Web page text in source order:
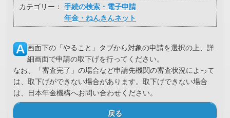
カテゴリー：
手続の検索・電子申請
年金・ねんきんネット
画面下の「やること」タブから対象の申請を選択の上、詳
細画面で申請の取下げを行ってください。
なお、「審査完了」の場合など申請先機関の審査状況によって
は、取下げができない場合があります。取下げできない場合
は、日本年金機構へお問い合わせください。
戻る